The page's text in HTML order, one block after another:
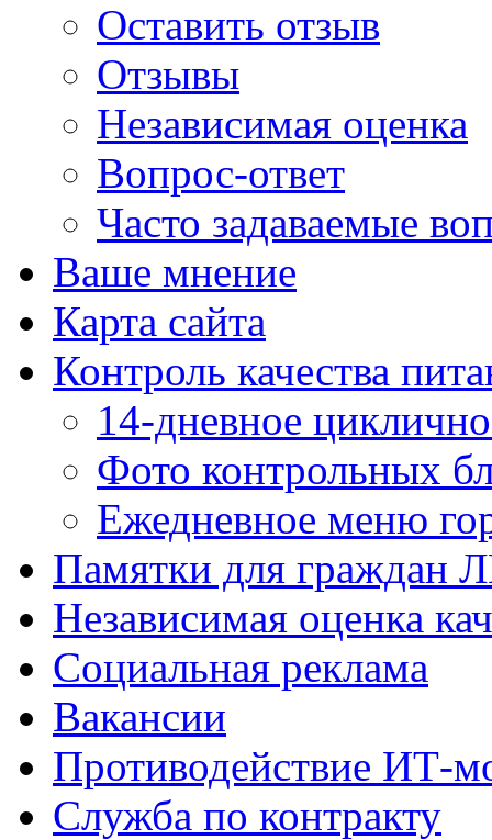
Оставить отзыв
Отзывы
Независимая оценка
Вопрос-ответ
Часто задаваемые
Ваше мнение
Карта сайта
Контроль качества
14-дневное
Фото контрольных
Ежедневное меню
Памятки для граждан
Независимая оценка
Социальная реклама
Вакансии
Противодействие ИТ-
Служба по контракту